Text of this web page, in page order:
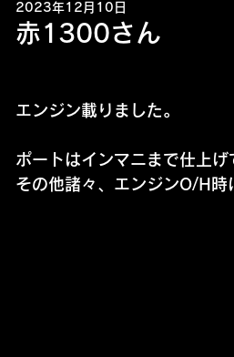
赤1300さん
2023年12月10日
エンジン載りました。
ポートはインマニまで仕上げ
その他諸々、エンジンO/H時